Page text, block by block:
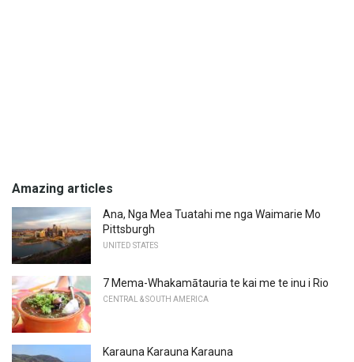
Amazing articles
Ana, Nga Mea Tuatahi me nga Waimarie Mo
Pittsburgh
UNITED STATES
7 Mema-Whakamātauria te kai me te inu i Rio
CENTRAL & SOUTH AMERICA
Karauna Karauna Karauna